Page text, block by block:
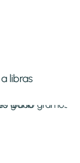
libras